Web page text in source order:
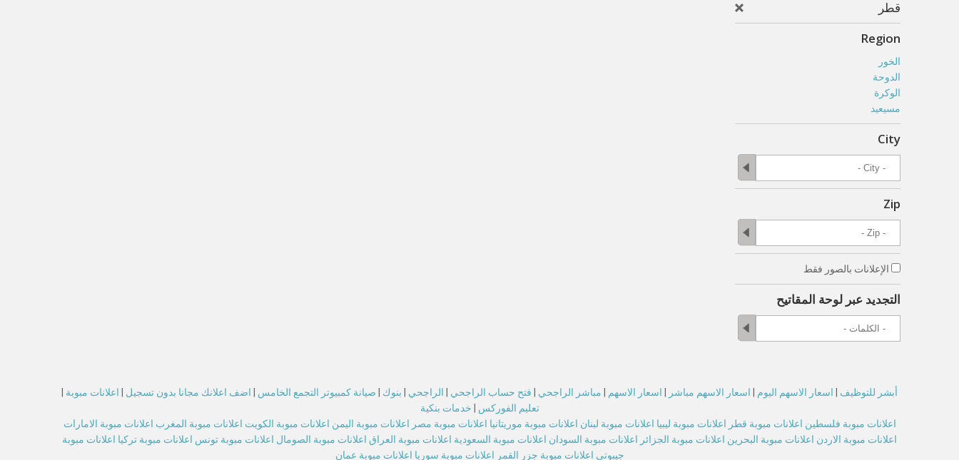
قطر
Region
الخور
الدوحة
الوكرة
مسيعيد
City
Zip
الإعلانات بالصور فقط
التجديد عبر لوحة المقاتيح
أبشر للتوظيف اسعار الاسهم اليوم اسعار الاسهم مباشر اسعار الاسهم مباشر الراجحي فتح حساب الراجحي الراجحي بنوك صيانة كمبيوتر التجمع الخامس اضف اعلانك مجانا بدون تسجيل اعلانات مبوبة
تعليم الفوركس
خدمات بنكية
اعلانات مبوبة فلسطين اعلانات مبوبة قطر اعلانات مبوبة ليبيا اعلانات مبوبة لبنان اعلانات مبوبة موريتانيا اعلانات مبوبة مصر اعلانات مبوبة اليمن اعلانات مبوبة الكويت اعلانات مبوبة المغرب اعلانات مبوبة الامارات
اعلانات مبوبة الاردن اعلانات مبوبة البحرين اعلانات مبوبة الجزائر اعلانات مبوبة السودان اعلانات مبوبة السعودية اعلانات مبوبة العراق اعلانات مبوبة الصومال اعلانات مبوبة تونس اعلانات مبوبة تركيا اعلانات مبوبة
جيبوتي اعلانات مبوبة جزر القمر اعلانات مبوبة سوريا اعلانات مبوبة عمان